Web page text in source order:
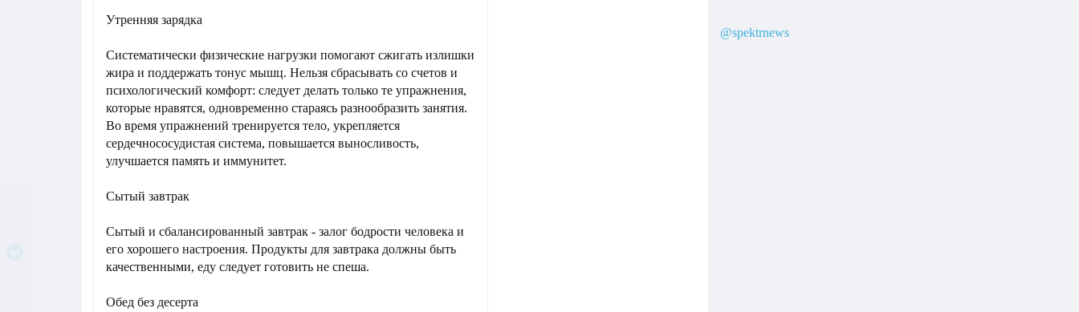
Утренняя зарядка
Систематически физические нагрузки помогают сжигать излишки
жира и поддержать тонус мышц. Нельзя сбрасывать со счетов и
психологический комфорт: следует делать только те упражнения,
которые нравятся, одновременно стараясь разнообразить занятия.
Во время упражнений тренируется тело, укрепляется
сердечнососудистая система, повышается выносливость,
улучшается память и иммунитет.
Сытый завтрак
Сытый и сбалансированный завтрак - залог бодрости человека и
его хорошего настроения. Продукты для завтрака должны быть
качественными, еду следует готовить не спеша.
Обед без десерта
@spektrnews